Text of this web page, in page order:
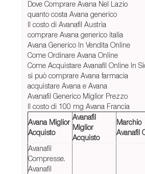
Dove Comprare Avana Nel Lazio
quanto costa Avana generico
Il costo di Avanafil Austria
comprare Avana generico italia
Avana Generico In Vendita Online
Come Ordinare Avana Online
Come Acquistare Avanafil Online In
si può comprare Avana farmacia
acquistare Avana e Avana
Avanafil Generico Miglior Prezzo
Il costo di 100 mg Avana Francia
Avana Miglior
Acquisto
Avanafil
Miglior
Acquisto
Marchio
Avanafil
Avanafil
Compresse.
Avanafil